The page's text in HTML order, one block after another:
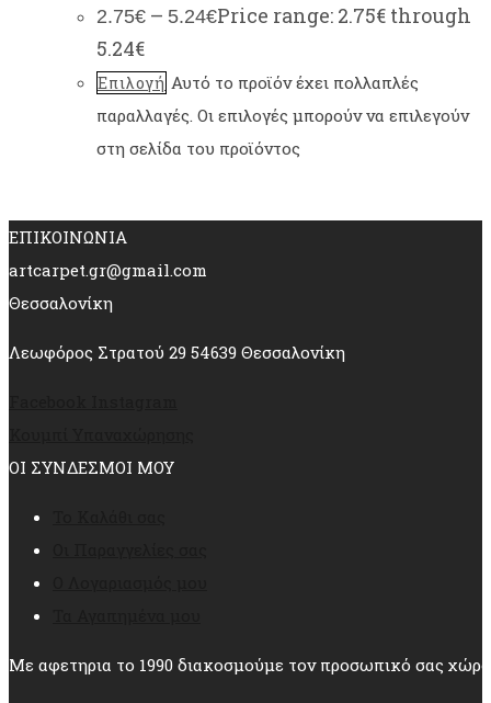
2.75€ – 5.24€Price range: 2.75€ through
5.24€
Επιλογή Αυτό το προϊόν έχει πολλαπλές
παραλλαγές. Οι επιλογές μπορούν να επιλεγούν
στη σελίδα του προϊόντος
ΕΠΙΚΟΙΝΩΝΙΑ
artcarpet.gr@gmail.com
Θεσσαλονίκη
Λεωφόρος Στρατού 29 54639 Θεσσαλονίκη
ΟΙ ΣΥΝΔΕΣΜΟΙ ΜΟΥ
Με αφετηρια το 1990 διακοσμούμε τον προσωπικό σας